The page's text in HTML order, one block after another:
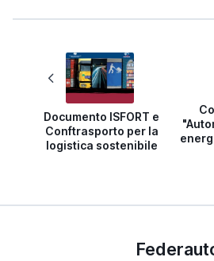
Documento ISFORT e
Conftrasporto per la
logistica sostenibile